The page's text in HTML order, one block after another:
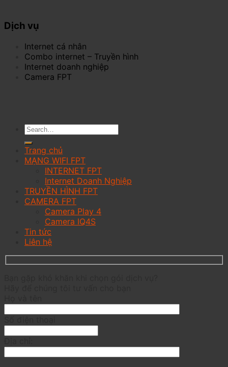
Dịch vụ
Internet cá nhân
Combo internet – Truyền hình
Internet doanh nghiệp
Camera FPT
Trang chủ
MẠNG WIFI FPT
INTERNET FPT
Internet Doanh Nghiệp
TRUYỀN HÌNH FPT
CAMERA FPT
Camera Play 4
Camera IQ4S
Tin tức
Liên hệ